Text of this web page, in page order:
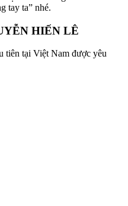
tay ta” nhé.
HIẾN LÊ
tại Việt Nam được yêu